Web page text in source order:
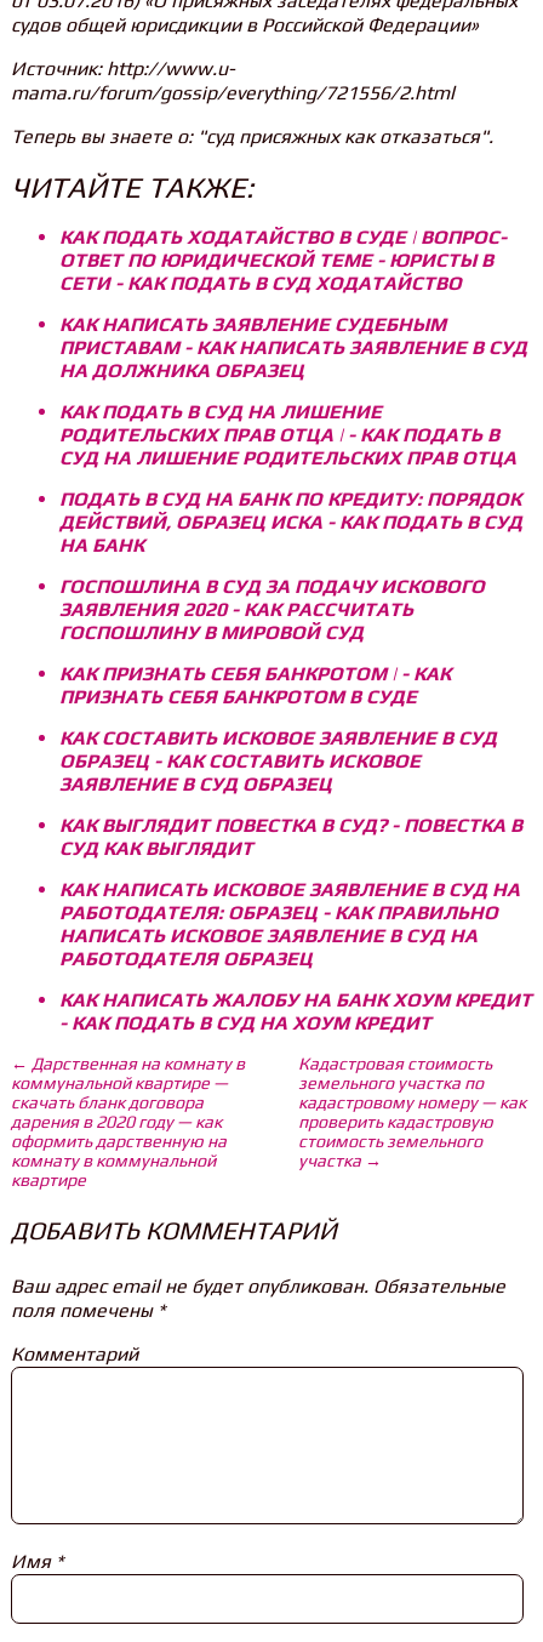
судов общей юрисдикции в Российской Федерации»
Источник: http://www.u-
mama.ru/forum/gossip/everything/721556/2.html
Теперь вы знаете о: "суд присяжных как отказаться".
ЧИТАЙТЕ ТАКЖЕ:
КАК ПОДАТЬ ХОДАТАЙСТВО В СУДЕ | ВОПРОС-
ОТВЕТ ПО ЮРИДИЧЕСКОЙ ТЕМЕ - ЮРИСТЫ В
СЕТИ - КАК ПОДАТЬ В СУД ХОДАТАЙСТВО
КАК НАПИСАТЬ ЗАЯВЛЕНИЕ СУДЕБНЫМ
ПРИСТАВАМ - КАК НАПИСАТЬ ЗАЯВЛЕНИЕ В СУД
НА ДОЛЖНИКА ОБРАЗЕЦ
КАК ПОДАТЬ В СУД НА ЛИШЕНИЕ
РОДИТЕЛЬСКИХ ПРАВ ОТЦА | - КАК ПОДАТЬ В
СУД НА ЛИШЕНИЕ РОДИТЕЛЬСКИХ ПРАВ ОТЦА
ПОДАТЬ В СУД НА БАНК ПО КРЕДИТУ: ПОРЯДОК
ДЕЙСТВИЙ, ОБРАЗЕЦ ИСКА - КАК ПОДАТЬ В СУД
НА БАНК
ГОСПОШЛИНА В СУД ЗА ПОДАЧУ ИСКОВОГО
ЗАЯВЛЕНИЯ 2020 - КАК РАССЧИТАТЬ
ГОСПОШЛИНУ В МИРОВОЙ СУД
КАК ПРИЗНАТЬ СЕБЯ БАНКРОТОМ | - КАК
ПРИЗНАТЬ СЕБЯ БАНКРОТОМ В СУДЕ
КАК СОСТАВИТЬ ИСКОВОЕ ЗАЯВЛЕНИЕ В СУД
ОБРАЗЕЦ - КАК СОСТАВИТЬ ИСКОВОЕ
ЗАЯВЛЕНИЕ В СУД ОБРАЗЕЦ
КАК ВЫГЛЯДИТ ПОВЕСТКА В СУД? - ПОВЕСТКА В
СУД КАК ВЫГЛЯДИТ
КАК НАПИСАТЬ ИСКОВОЕ ЗАЯВЛЕНИЕ В СУД НА
РАБОТОДАТЕЛЯ: ОБРАЗЕЦ - КАК ПРАВИЛЬНО
НАПИСАТЬ ИСКОВОЕ ЗАЯВЛЕНИЕ В СУД НА
РАБОТОДАТЕЛЯ ОБРАЗЕЦ
КАК НАПИСАТЬ ЖАЛОБУ НА БАНК ХОУМ КРЕДИТ
- КАК ПОДАТЬ В СУД НА ХОУМ КРЕДИТ
← Дарственная на комнату в
коммунальной квартире —
скачать бланк договора
дарения в 2020 году — как
оформить дарственную на
комнату в коммунальной
квартире
Кадастровая стоимость
земельного участка по
кадастровому номеру — как
проверить кадастровую
стоимость земельного
участка →
ДОБАВИТЬ КОММЕНТАРИЙ
Ваш адрес email не будет опубликован.Обязательные
поля помечены *
Комментарий
Имя *